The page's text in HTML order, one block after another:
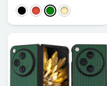
NegroRojoVerdeOro